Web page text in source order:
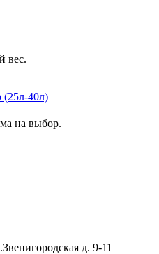
вес.
(25л-40л)
на выбор.
д. 9-11